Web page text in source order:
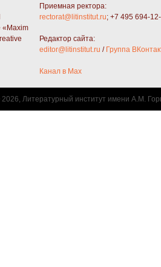
«Maxim
Приемная ректора:
rectorat@litinstitut.ru; +7 495 694-
Редактор сайта:
editor@litinstitut.ru / Группа
Канал в Max
Литературный институт имени А.М.